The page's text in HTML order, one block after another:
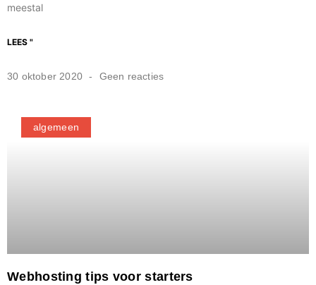
meestal
LEES "
30 oktober 2020 Geen reacties
algemeen
Webhosting tips voor starters